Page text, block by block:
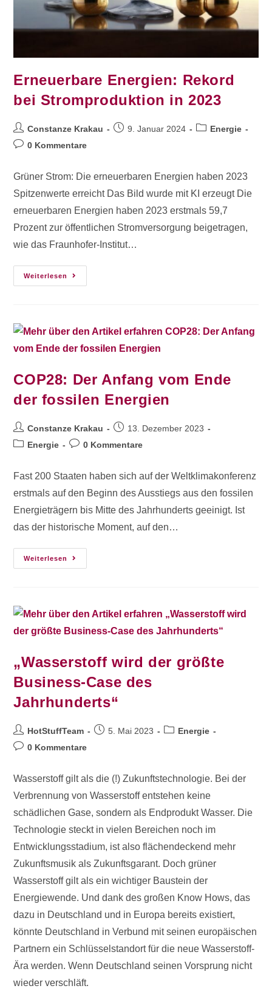
Erneuerbare Energien: Rekord
bei Stromproduktion in 2023
Constanze Krakau 9. Januar 2024
Energie
0 Kommentare
Grüner Strom: Die erneuerbaren Energien haben 2023
Spitzenwerte erreicht Das Bild wurde mit KI erzeugt Die
erneuerbaren Energien haben 2023 erstmals 59,7
Prozent zur öffentlichen Stromversorgung beigetragen,
wie das Fraunhofer-Institut…
Weiterlesen
COP28: Der Anfang vom Ende
der fossilen Energien
Constanze Krakau
13. Dezember 2023
Energie
0 Kommentare
Fast 200 Staaten haben sich auf der Weltklimakonferenz
erstmals auf den Beginn des Ausstiegs aus den fossilen
Energieträgern bis Mitte des Jahrhunderts geeinigt. Ist
das der historische Moment, auf den…
Weiterlesen
„Wasserstoff wird der größte
Business-Case des
Jahrhunderts“
HotStuffTeam 5. Mai 2023
Energie
0 Kommentare
Wasserstoff gilt als die (!) Zukunftstechnologie. Bei der
Verbrennung von Wasserstoff entstehen keine
schädlichen Gase, sondern als Endprodukt Wasser. Die
Technologie steckt in vielen Bereichen noch im
Entwicklungsstadium, ist also flächendeckend mehr
Zukunftsmusik als Zukunftsgarant. Doch grüner
Wasserstoff gilt als ein wichtiger Baustein der
Energiewende. Und dank des großen Know Hows, das
dazu in Deutschland und in Europa bereits existiert,
könnte Deutschland in Verbund mit seinen europäischen
Partnern ein Schlüsselstandort für die neue Wasserstoff-
Ära werden. Wenn Deutschland seinen Vorsprung nicht
wieder verschläft.